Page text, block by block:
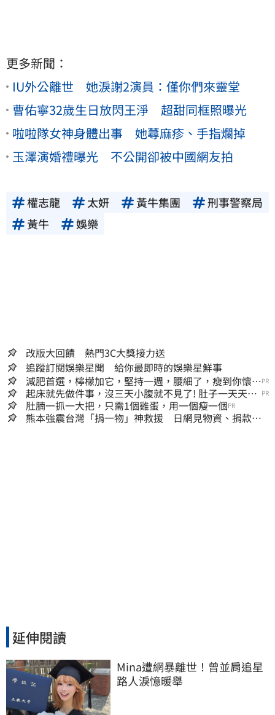
更多新聞：
IU外公離世 她淚謝2演員：僅你們來靈堂
曹佑寧32歲生日放閃王淨 超甜同框照曝光
啦啦隊女神身體出事 她蕁麻疹、手指爛掉
玉澤演婚禮曝光 不公開卻被中國網友拍
權志龍 太妍 黃牛集團
刑事警察局
黃牛
娛樂
改版大回饋 熱門3C大獎接力送
追蹤訂閱娛樂星聞 給你最即時的娛樂星鮮事
減肥首選，檸檬加它，堅持一週，腰細了，瘦到你懷疑
人生
PR
起床就先做件事，沒三天小腹就不見了! 肚子一天天變
小！
PR
肚腩一抓一大把，只需1個雞蛋，用一個瘦一個PR
熊本強震台灣「捐一物」神救援 日網見物資、捐款
延伸閱讀
Mina遭網暴離世！曾並肩追星
路人淚憶暖舉